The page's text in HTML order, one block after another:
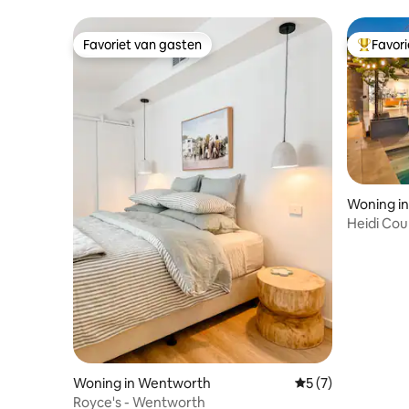
Favoriet van gasten
Favoriet van gasten
Woning in Wentworth Gemiddelde
5 (7)
Royce's - Wentworth
Woning
Heidi